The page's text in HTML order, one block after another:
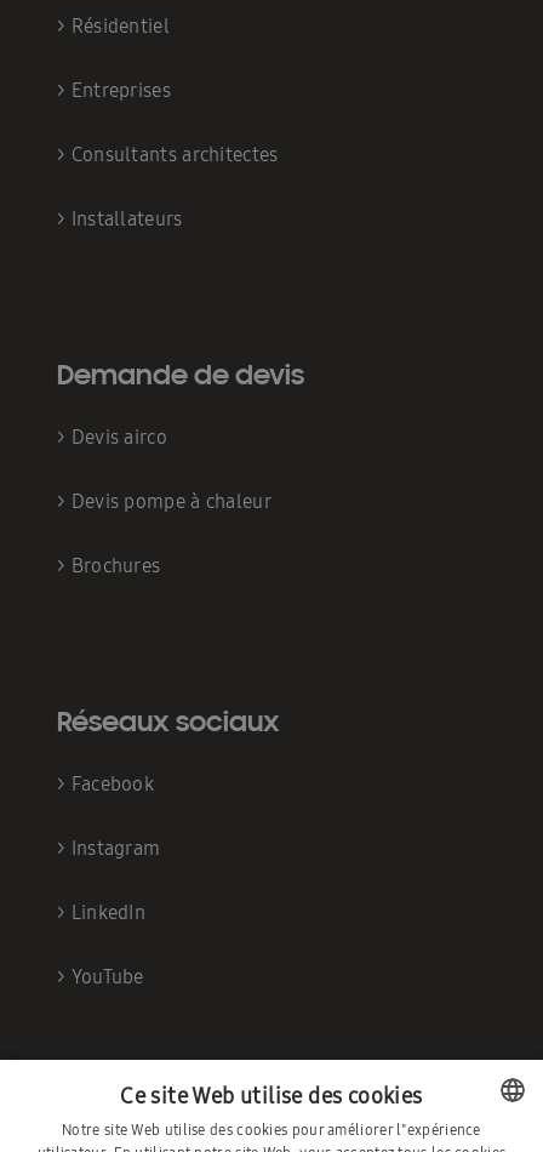
> Résidentiel
> Entreprises
> Consultants architectes
> Installateurs
Demande de devis
> Devis airco
> Devis pompe à chaleur
> Brochures
Réseaux sociaux
> Facebook
> Instagram
> LinkedIn
> YouTube
Ce site Web utilise des cookies
Notre site Web utilise des cookies pour améliorer l"expérience